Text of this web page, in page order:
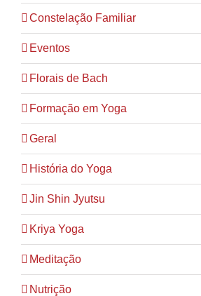
Constelação Familiar
Eventos
Florais de Bach
Formação em Yoga
Geral
História do Yoga
Jin Shin Jyutsu
Kriya Yoga
Meditação
Nutrição